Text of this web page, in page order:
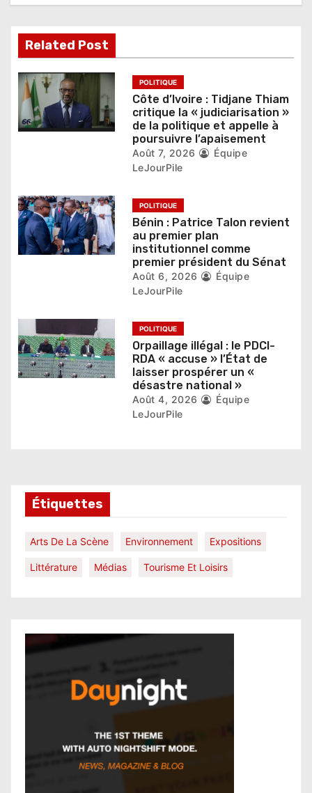
d
e
l
’
a
i
c
l
Related Post
POLITIQUE
Côte d’Ivoire : Tidjane Thiam
critique la « judiciarisation »
de la politique et appelle à
poursuivre l’apaisement
Août 7, 2026
Équipe
LeJourPile
POLITIQUE
Bénin : Patrice Talon revient
au premier plan
institutionnel comme
premier président du Sénat
Août 6, 2026
Équipe
LeJourPile
POLITIQUE
Orpaillage illégal : le PDCI-
RDA « accuse » l’État de
laisser prospérer un «
désastre national »
Août 4, 2026
Équipe
LeJourPile
Étiquettes
Arts De La Scène Environnement Expositions
Littérature Médias Tourisme Et Loisirs